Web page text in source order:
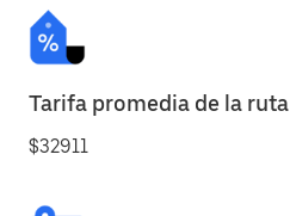
Tarifa promedia de la ruta
$32911